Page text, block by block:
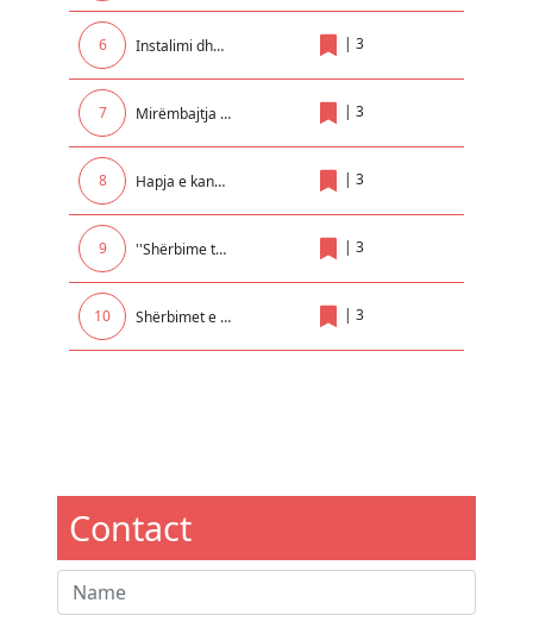
6 Instalimi dhe mirëmbajtja e elektrikës në Institucionet Arsimore | 3
7 Mirëmbajtja dhe servisimi i sistemit te ngrohjes qendrore për GJ.TH. Mitrovicë me degët e saj në Rexhionin e Mitrovices ! | 3
8 Hapja e kanaleve per kullimin e tokave bujqesore ne fshatrat Komogllave, Pojate dhe Surqine | 3
9 ''Shërbime të ndryshme për seminare kongrese trajnime dhe udhëtime brenda dhe jashtë vendit për nevojat e UP-së '' | 3
10 Shërbimet e transportit të automjeteve, pajisjeve, mallrave dhe makinerisë së sekuestruar dhe të Konfiskua | 3
Contact